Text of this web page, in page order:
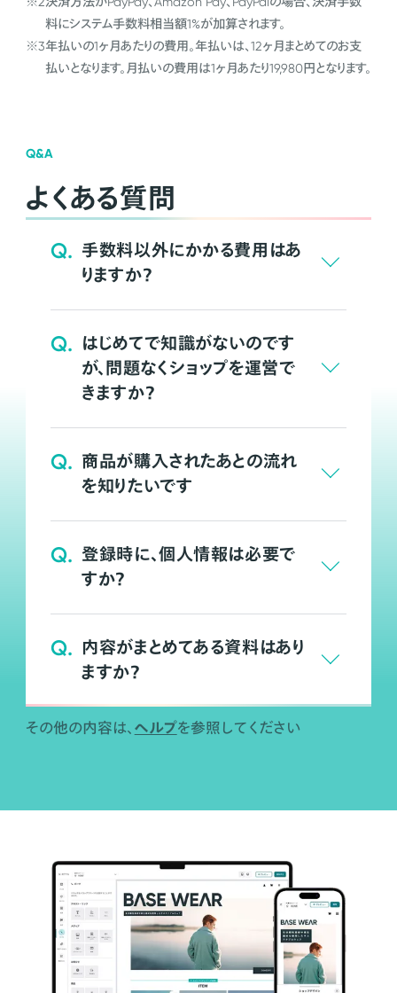
料にシステム手数料相当額1%が加算されます。
※3年払いの1ヶ月あたりの費用。年払いは、12ヶ月まとめてのお支
払いとなります。月払いの費用は1ヶ月あたり19,980円となります。
Q&A
よくある質問
Q. 手数料以外にかかる費用はあ
りますか？
Q. はじめてで知識がないのです
が、問題なくショップを運営で
きますか？
Q. 商品が購入されたあとの流れ
を知りたいです
Q. 登録時に、個人情報は必要で
すか？
Q. 内容がまとめてある資料はあり
ますか？
その他の内容は、 ヘルプを参照してください